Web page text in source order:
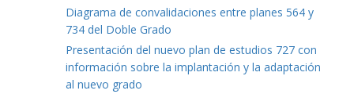
Diagrama de convalidaciones entre planes 564 y
734 del Doble Grado
Presentación del nuevo plan de estudios 727 con
información sobre la implantación y la adaptación
al nuevo grado